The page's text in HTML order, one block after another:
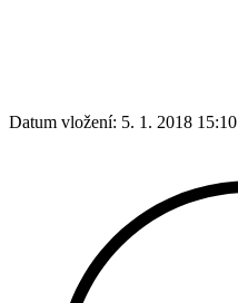
Datum vložení: 5. 1. 2018 15:10